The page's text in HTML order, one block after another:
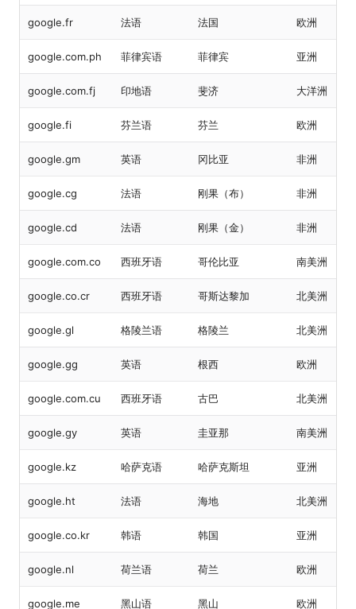
google.fr 法语 法国 欧洲
google.com.ph 菲律宾语 菲律宾 亚洲
google.com.fj 印地语 斐济 大洋洲
google.fi 芬兰语 芬兰 欧洲
google.gm 英语 冈比亚 非洲
google.cg 法语 刚果（布） 非洲
google.cd 法语 刚果（金） 非洲
google.com.co 西班牙语 哥伦比亚 南美洲
google.co.cr 西班牙语 哥斯达黎加 北美洲
google.gl 格陵兰语 格陵兰 北美洲
google.gg 英语 根西 欧洲
google.com.cu 西班牙语 古巴 北美洲
google.gy 英语 圭亚那 南美洲
google.kz 哈萨克语 哈萨克斯坦 亚洲
google.ht 法语 海地 北美洲
google.co.kr 韩语 韩国 亚洲
google.nl 荷兰语 荷兰 欧洲
google.me 黑山语 黑山 欧洲